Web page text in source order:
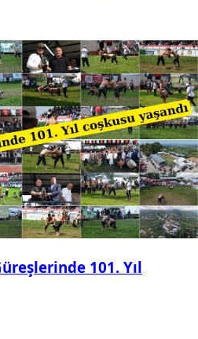
101. Yıl